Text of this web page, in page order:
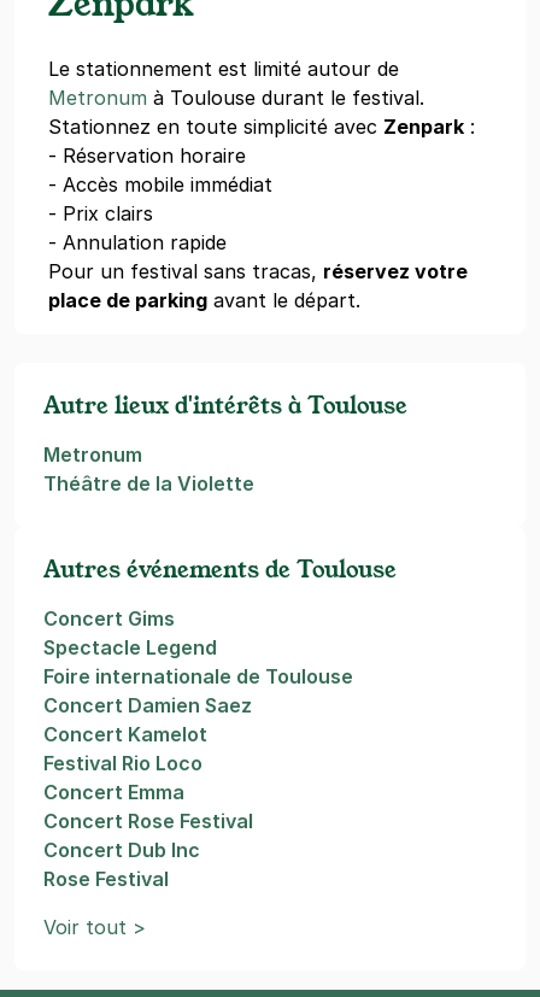
Le stationnement est limité autour de
Metronum à Toulouse durant le festival.
Stationnez en toute simplicité avec Zenpark :
- Réservation horaire
- Accès mobile immédiat
- Prix clairs
- Annulation rapide
Pour un festival sans tracas, réservez votre
place de parking avant le départ.
Autre lieux d'intérêts à Toulouse
Metronum
Théâtre de la Violette
Autres événements de Toulouse
Concert Gims
Spectacle Legend
Foire internationale de Toulouse
Concert Damien Saez
Concert Kamelot
Festival Rio Loco
Concert Emma
Concert Rose Festival
Concert Dub Inc
Rose Festival
Voir tout >